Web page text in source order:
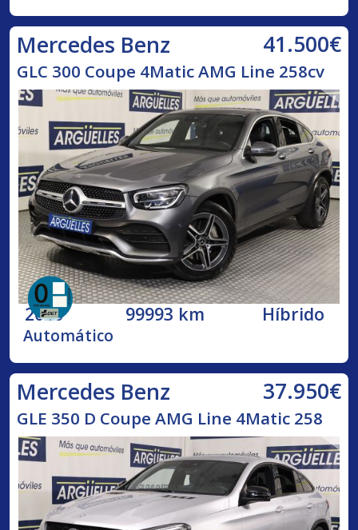
Mercedes Benz 41.500€
GLC 300 Coupe 4Matic AMG Line 258cv
2020 99993 km Híbrido
Automático
Mercedes Benz 37.950€
GLE 350 D Coupe AMG Line 4Matic 258